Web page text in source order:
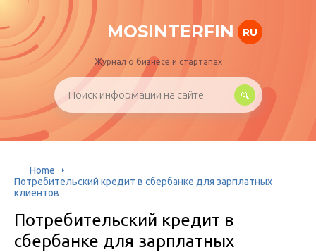
MOSINTERFIN RU
Журнал о бизнесе и стартапах
Home
Потребительский кредит в сбербанке для зарплатных
клиентов
Потребительский кредит в
сбербанке для зарплатных